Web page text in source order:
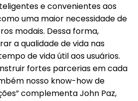
e convenientes aos
uma maior necessidade de
modais. Dessa forma,
a qualidade de vida nas
de vida útil aos usuários.
fortes parcerias em cada
nosso know-how de
complementa John Paz,